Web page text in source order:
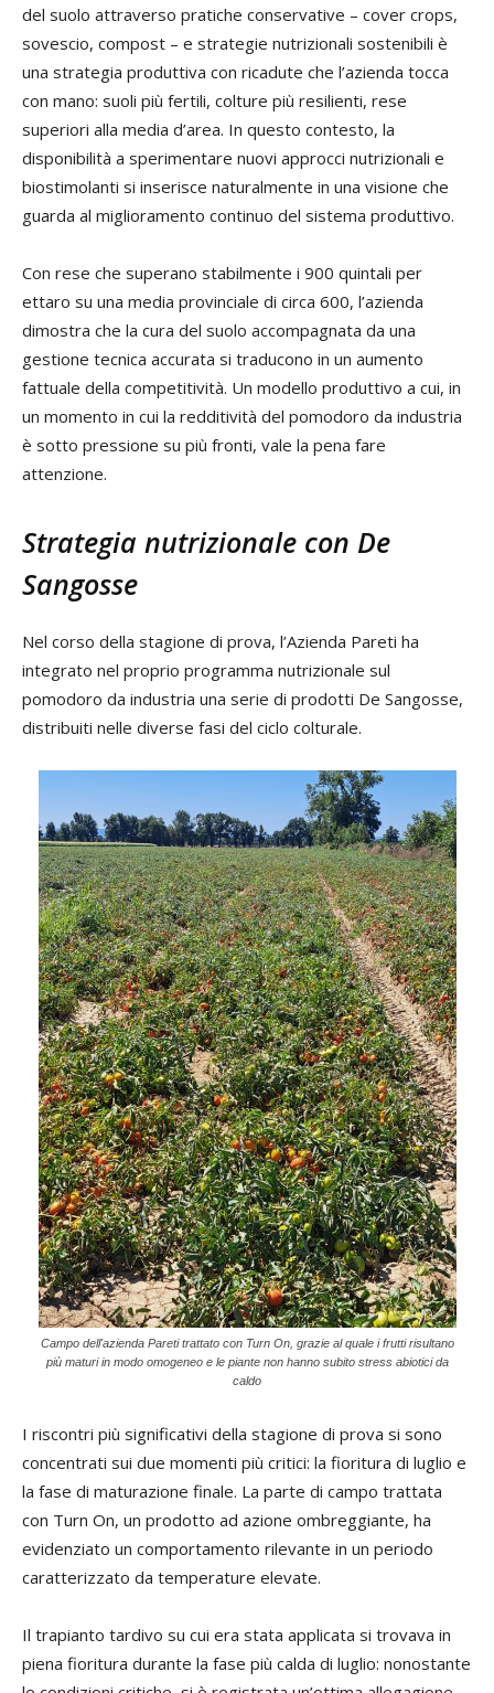
del suolo attraverso pratiche conservative – cover crops,
sovescio, compost – e strategie nutrizionali sostenibili è
una strategia produttiva con ricadute che l’azienda tocca
con mano: suoli più fertili, colture più resilienti, rese
superiori alla media d’area. In questo contesto, la
disponibilità a sperimentare nuovi approcci nutrizionali e
biostimolanti si inserisce naturalmente in una visione che
guarda al miglioramento continuo del sistema produttivo.
Con rese che superano stabilmente i 900 quintali per
ettaro su una media provinciale di circa 600, l’azienda
dimostra che la cura del suolo accompagnata da una
gestione tecnica accurata si traducono in un aumento
fattuale della competitività. Un modello produttivo a cui, in
un momento in cui la redditività del pomodoro da industria
è sotto pressione su più fronti, vale la pena fare
attenzione.
Strategia nutrizionale con De
Sangosse
Nel corso della stagione di prova, l’Azienda Pareti ha
integrato nel proprio programma nutrizionale sul
pomodoro da industria una serie di prodotti De Sangosse,
distribuiti nelle diverse fasi del ciclo colturale.
Campo dell'azienda Pareti trattato con Turn On, grazie al quale i frutti risultano
più maturi in modo omogeneo e le piante non hanno subito stress abiotici da
caldo
I riscontri più significativi della stagione di prova si sono
concentrati sui due momenti più critici: la fioritura di luglio e
la fase di maturazione finale. La parte di campo trattata
con Turn On, un prodotto ad azione ombreggiante, ha
evidenziato un comportamento rilevante in un periodo
caratterizzato da temperature elevate.
Il trapianto tardivo su cui era stata applicata si trovava in
piena fioritura durante la fase più calda di luglio: nonostante